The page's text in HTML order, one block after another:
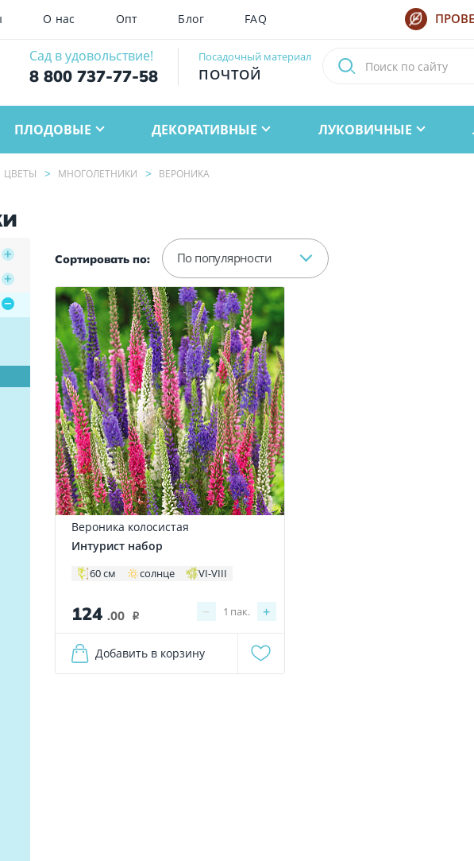
О нас Опт Блог FAQ
Сад в удовольствие!
8 800 737-77-58
Посадочный материал
ПОЧТОЙ
ПЛОДОВЫЕ ДЕКОРАТИВНЫЕ ЛУКОВИЧНЫЕ
ЦВЕТЫ МНОГОЛЕТНИКИ ВЕРОНИКА
Сортировать по: По популярности
Вероника колосистая
Интурист набор
60 см солнце VI-VIII
124 .00 i − +
1 пак.
Добавить в корзину